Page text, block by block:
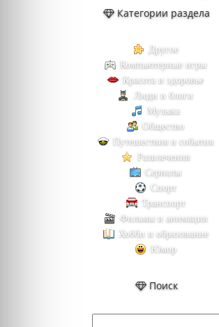
Категории раздела
Другое
Компьютерные игры
Красота и здоровье
Люди и блоги
Музыка
Общество
Путешествия и события
Развлечения
Сериалы
Спорт
Транспорт
Фильмы и анимация
Хобби и образование
Юмор
Поиск